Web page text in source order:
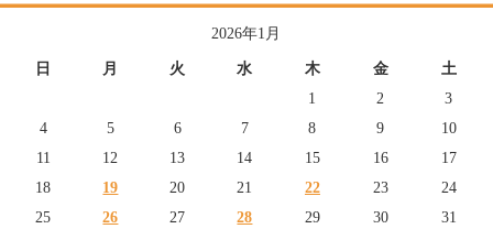
2026年1月
日 月 火 水 木 金
土
1
2
3
4
5 6 7 8 9
10
11
12 13 14 15 16
17
18
19 20 21 22 23
24
25
26 27 28 29 30 31